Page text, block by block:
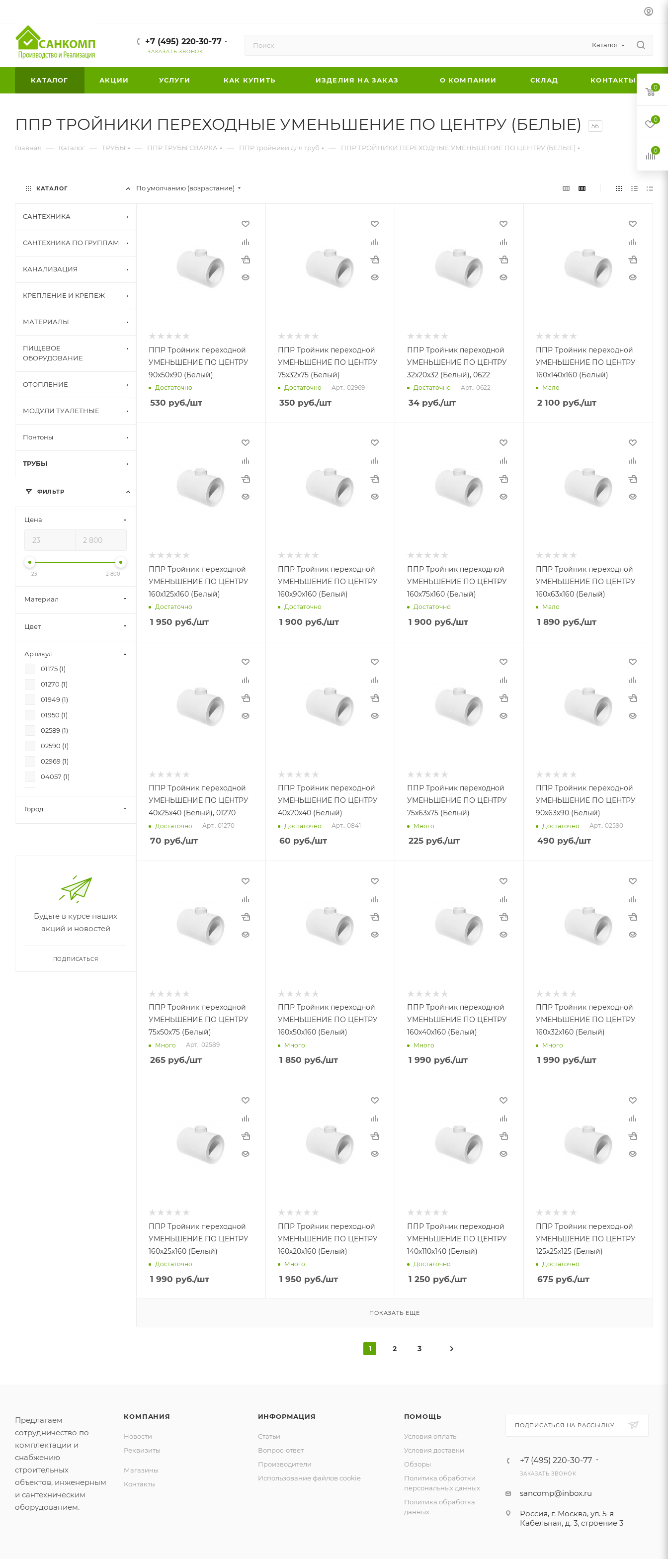
+7 (495) 220-30-77
ЗАКАЗАТЬ ЗВОНОК
Каталог
КАТАЛОГ АКЦИИ УСЛУГИ КАК КУПИТЬ ИЗДЕЛИЯ НА ЗАКАЗ О КОМПАНИИ СКЛАД КОНТАКТЫ
ППР ТРОЙНИКИ ПЕРЕХОДНЫЕ УМЕНЬШЕНИЕ ПО ЦЕНТРУ (БЕЛЫЕ) 56
Главная — Каталог — ТРУБЫ — ППР ТРУБЫ СВАРКА — ППР тройники для труб — ППР ТРОЙНИКИ ПЕРЕХОДНЫЕ УМЕНЬШЕНИЕ ПО ЦЕНТРУ (БЕЛЫЕ)
По умолчанию (возрастание)
ППР Тройник переходной
УМЕНЬШЕНИЕ ПО ЦЕНТРУ
90х50х90 (Белый)
Достаточно
530 руб./шт
ППР Тройник переходной
УМЕНЬШЕНИЕ ПО ЦЕНТРУ
75х32х75 (Белый)
Достаточно Арт.: 02969
350 руб./шт
ППР Тройник переходной
УМЕНЬШЕНИЕ ПО ЦЕНТРУ
32х20х32 (Белый), 0622
Достаточно Арт.: 0622
34руб./шт
ППР Тройник переходной
УМЕНЬШЕНИЕ ПО ЦЕНТРУ
160х140х160 (Белый)
Мало
2 100 руб./шт
ППР Тройник переходной
УМЕНЬШЕНИЕ ПО ЦЕНТРУ
160х125х160 (Белый)
Достаточно
1 950 руб./шт
ППР Тройник переходной
УМЕНЬШЕНИЕ ПО ЦЕНТРУ
160х90х160 (Белый)
Достаточно
1 900 руб./шт
ППР Тройник переходной
УМЕНЬШЕНИЕ ПО ЦЕНТРУ
160х75х160 (Белый)
Достаточно
1 900 руб./шт
ППР Тройник переходной
УМЕНЬШЕНИЕ ПО ЦЕНТРУ
160х63х160 (Белый)
Мало
1 890 руб./шт
ППР Тройник переходной
УМЕНЬШЕНИЕ ПО ЦЕНТРУ
40х25х40 (Белый), 01270
Достаточно Арт.: 01270
70 руб./шт
ППР Тройник переходной
УМЕНЬШЕНИЕ ПО ЦЕНТРУ
40х20х40 (Белый)
Достаточно Арт.: 0841
60 руб./шт
ППР Тройник переходной
УМЕНЬШЕНИЕ ПО ЦЕНТРУ
75х63х75 (Белый)
Много
225руб./шт
ППР Тройник переходной
УМЕНЬШЕНИЕ ПО ЦЕНТРУ
90х63х90 (Белый)
Достаточно Арт.: 02590
490 руб./шт
ППР Тройник переходной
УМЕНЬШЕНИЕ ПО ЦЕНТРУ
75х50х75 (Белый)
Много Арт.: 02589
265 руб./шт
ППР Тройник переходной
УМЕНЬШЕНИЕ ПО ЦЕНТРУ
160х50х160 (Белый)
Много
1 850 руб./шт
ППР Тройник переходной
УМЕНЬШЕНИЕ ПО ЦЕНТРУ
160х40х160 (Белый)
Много
1 990 руб./шт
ППР Тройник переходной
УМЕНЬШЕНИЕ ПО ЦЕНТРУ
160х32х160 (Белый)
Много
1 990 руб./шт
ППР Тройник переходной
УМЕНЬШЕНИЕ ПО ЦЕНТРУ
160х25х160 (Белый)
Достаточно
1 990 руб./шт
ППР Тройник переходной
УМЕНЬШЕНИЕ ПО ЦЕНТРУ
160х20х160 (Белый)
Много
1 950 руб./шт
ППР Тройник переходной
УМЕНЬШЕНИЕ ПО ЦЕНТРУ
140х110х140 (Белый)
Достаточно
1 250 руб./шт
ППР Тройник переходной
УМЕНЬШЕНИЕ ПО ЦЕНТРУ
125х25х125 (Белый)
Достаточно
675 руб./шт
ПОКАЗАТЬ ЕЩЕ
1 2 3
КАТАЛОГ
САНТЕХНИКА
САНТЕХНИКА ПО ГРУППАМ
КАНАЛИЗАЦИЯ
КРЕПЛЕНИЕ И КРЕПЕЖ
МАТЕРИАЛЫ
ПИЩЕВОЕ
ОБОРУДОВАНИЕ
ОТОПЛЕНИЕ
МОДУЛИ ТУАЛЕТНЫЕ
Понтоны
ТРУБЫ
ФИЛЬТР
Цена
23 2 800
Материал
Цвет
Артикул
01175 (1)
01270 (1)
01949 (1)
01950 (1)
02589 (1)
02590 (1)
02969 (1)
04057 (1)
0453 (
1)
2070 ( 1)
2071 (1)
2073 (1)
Город
Будьте в курсе наших
акций и новостей
ПОДПИСАТЬСЯ
Предлагаем
сотрудничество по
комплектации и
снабжению
строительных
объектов, инженерным
и сантехническим
оборудованием.
КОМПАНИЯ
Новости
Реквизиты
Магазины
Контакты
ИНФОРМАЦИЯ
Статьи
Вопрос-ответ
Производители
Использование файлов cookie
ПОМОЩЬ
Условия оплаты
Условия доставки
Обзоры
Политика обработки
персональных данных
Политика обработка
данных
ПОДПИСАТЬСЯ НА РАССЫЛКУ
+7 (495) 220-30-77
ЗАКАЗАТЬ ЗВОНОК
sancomp@inbox.ru
Россия, г. Москва, ул. 5-я
Кабельная, д. 3, строение 3
0
0
0